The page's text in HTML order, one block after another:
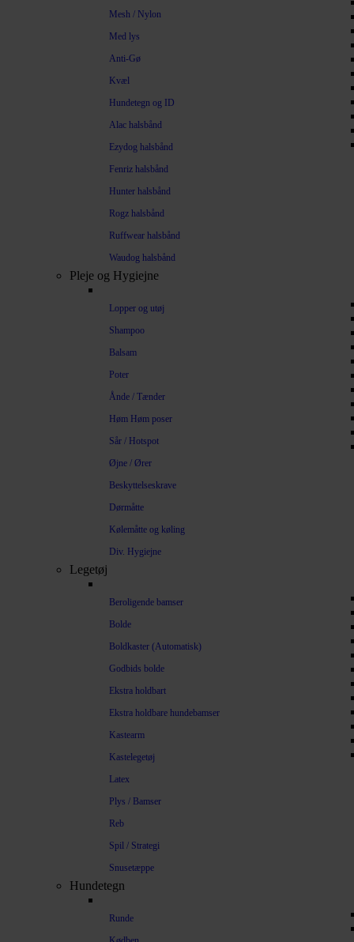
Mesh / Nylon
Med lys
Anti-Gø
Kvæl
Hundetegn og ID
Alac halsbånd
Ezydog halsbånd
Fenriz halsbånd
Hunter halsbånd
Rogz halsbånd
Ruffwear halsbånd
Waudog halsbånd
Pleje og Hygiejne
Lopper og utøj
Shampoo
Balsam
Poter
Ånde / Tænder
Høm Høm poser
Sår / Hotspot
Øjne / Ører
Beskyttelseskrave
Dørmåtte
Kølemåtte og køling
Div. Hygiejne
Legetøj
Beroligende bamser
Bolde
Boldkaster (Automatisk)
Godbids bolde
Ekstra holdbart
Ekstra holdbare hundebamser
Kastearm
Kastelegetøj
Latex
Plys / Bamser
Reb
Spil / Strategi
Snusetæppe
Hundetegn
Runde